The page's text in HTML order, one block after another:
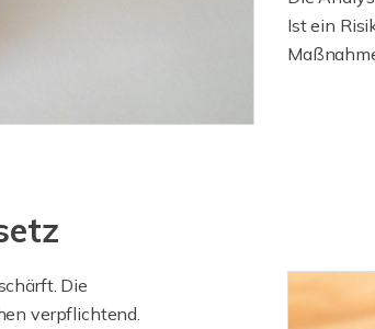
Ist ein
Die
verpflichtend.